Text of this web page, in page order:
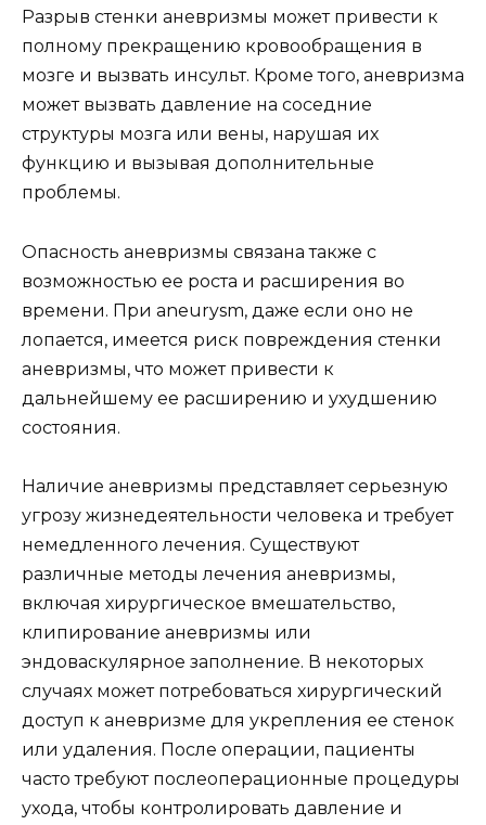
Разрыв стенки аневризмы может привести к
полному прекращению кровообращения в
мозге и вызвать инсульт. Кроме того, аневризма
может вызвать давление на соседние
структуры мозга или вены, нарушая их
функцию и вызывая дополнительные
проблемы.
Опасность аневризмы связана также с
возможностью ее роста и расширения во
времени. При aneurysm, даже если оно не
лопается, имеется риск повреждения стенки
аневризмы, что может привести к
дальнейшему ее расширению и ухудшению
состояния.
Наличие аневризмы представляет серьезную
угрозу жизнедеятельности человека и требует
немедленного лечения. Существуют
различные методы лечения аневризмы,
включая хирургическое вмешательство,
клипирование аневризмы или
эндоваскулярное заполнение. В некоторых
случаях может потребоваться хирургический
доступ к аневризме для укрепления ее стенок
или удаления. После операции, пациенты
часто требуют послеоперационные процедуры
ухода, чтобы контролировать давление и